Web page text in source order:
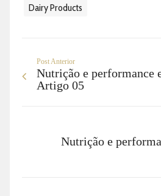
Dairy Products
Post Anterior
Nutrição e performance
Artigo 05
Nutrição e